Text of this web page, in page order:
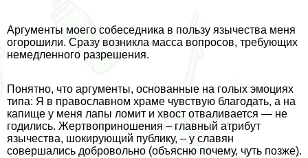
Аргументы моего собеседника в пользу язычества меня
огорошили. Сразу возникла масса вопросов, требующих
немедленного разрешения.
Понятно, что аргументы, основанные на гoлых эмоциях
типа: Я в православном храме чувствую благодать, а на
капище у меня лапы ломит и хвост отваливается — не
годились. Жертвоприношения – главный атрибут
язычества, шокирующий публику, – у славян
совершались добровольно (объясню почему, чуть позже).